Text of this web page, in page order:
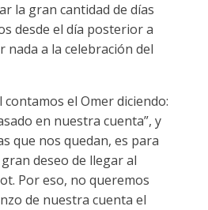
la gran cantidad de días
desde el día posterior a
nada a la celebración del
el Omer diciendo:
en nuestra cuenta”, y
que nos quedan, es para
deseo de llegar al
Por eso, no queremos
de nuestra cuenta el